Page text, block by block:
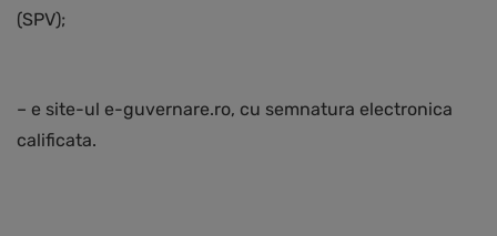
(SPV);
– e site-ul e-guvernare.ro, cu semnatura electronica
calificata.